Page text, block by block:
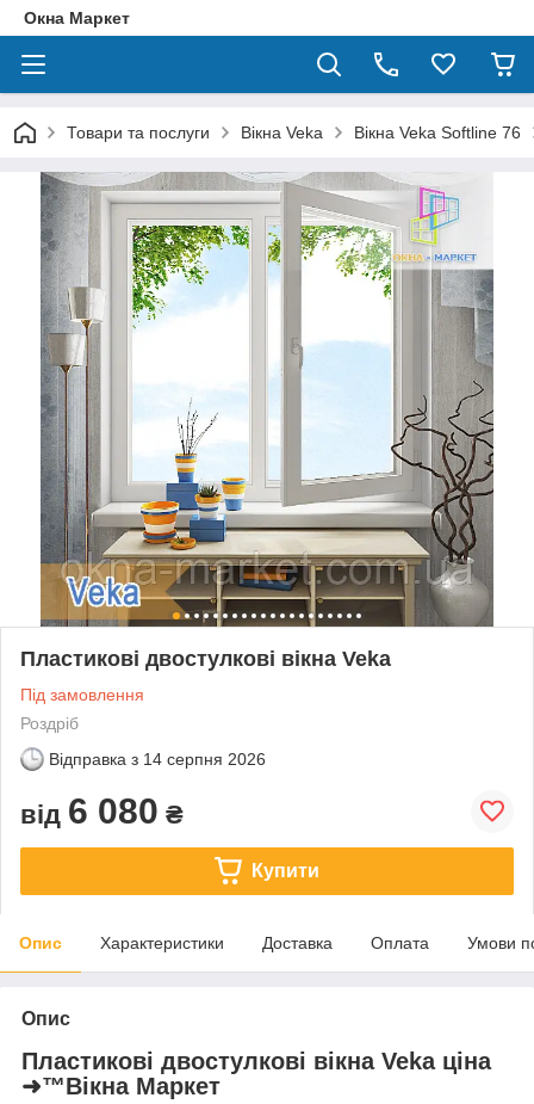
Окна Маркет
Товари та послуги Вікна Veka Вікна Veka Softline 76
Пластикові двостулкові вікна Veka
Під замовлення
Роздріб
Відправка з 14 серпня 2026
від 6 080 ₴
Купити
Опис Характеристики Доставка Оплата Умови
Опис
Пластикові двостулкові вікна Veka ціна
➜™Вікна Маркет